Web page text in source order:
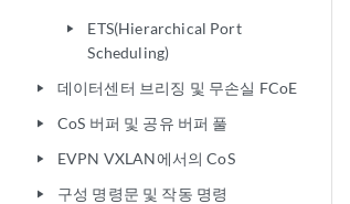
play_arrow
ETS(Hierarchical Port
Scheduling)
play_arrow 데이터센터 브리징 및 무손실 FCoE
play_arrow CoS 버퍼 및 공유 버퍼 풀
play_arrow EVPN VXLAN에서의 CoS
play_arrow 구성 명령문 및 작동 명령